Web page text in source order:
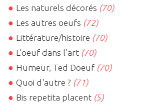
Les naturels décorés (70)
Les autres oeufs (72)
Littérature/histoire (70)
L'oeuf dans l'art (70)
Humeur, Ted Doeuf (70)
Quoi d'autre ? (71)
Bis repetita placent (5)